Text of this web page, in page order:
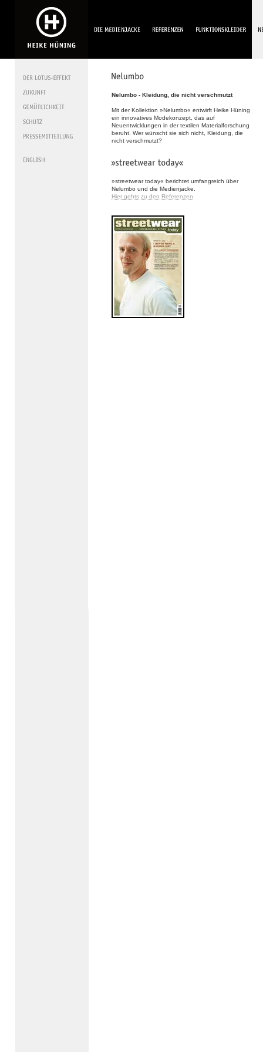
Nelumbo - Kleidung, die nicht verschmutzt
Mit der Kollektion »Nelumbo« entwirft Heike Hüning
ein innovatives Modekonzept, das auf
Neuentwicklungen in der textilen Materialforschung
beruht. Wer wünscht sie sich nicht, Kleidung, die
nicht verschmutzt?
»streetwear today« berichtet umfangreich über
Nelumbo und die Medienjacke.
Hier gehts zu den Referenzen